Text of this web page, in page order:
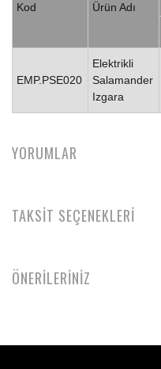
Kod Ürün Adı
EMP.PSE020
Elektrikli
Salamander
Izgara
YORUMLAR
TAKSİT SEÇENEKLERİ
ÖNERİLERİNİZ